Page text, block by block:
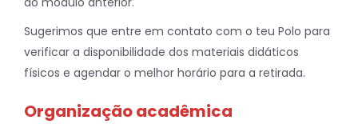
Sugerimos que entre em contato com o teu Polo para
verificar a disponibilidade dos materiais didáticos
físicos e agendar o melhor horário para a retirada.
Organização acadêmica